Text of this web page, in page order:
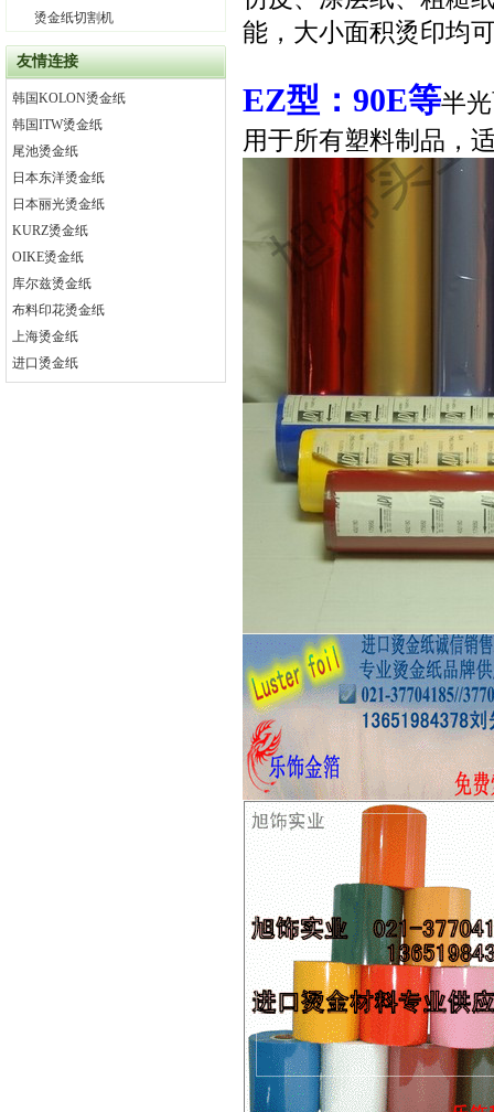
烫金纸切割机
友情连接
韩国KOLON烫金纸
韩国ITW烫金纸
尾池烫金纸
日本东洋烫金纸
日本丽光烫金纸
KURZ烫金纸
OIKE烫金纸
库尔兹烫金纸
布料印花烫金纸
上海烫金纸
进口烫金纸
能，大小面积烫印均
EZ型：90E等半
用于所有塑料制品，